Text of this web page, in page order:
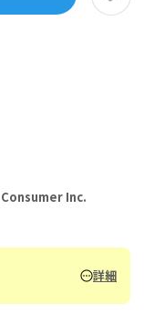
Inc.
詳細